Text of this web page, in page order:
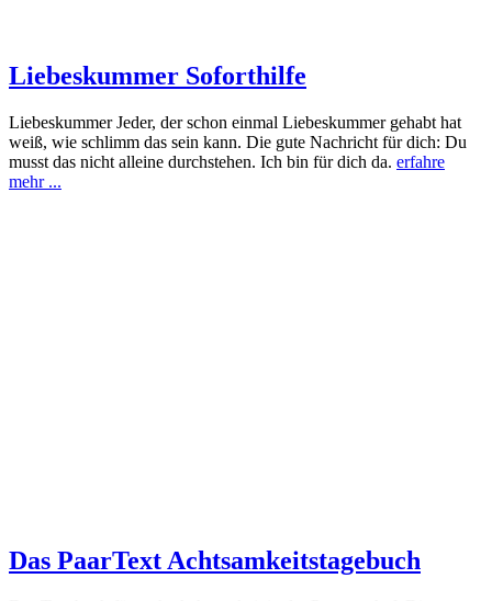
Liebeskummer Soforthilfe
Liebeskummer Jeder, der schon einmal Liebeskummer gehabt hat
weiß, wie schlimm das sein kann. Die gute Nachricht für dich: Du
musst das nicht alleine durchstehen. Ich bin für dich da. erfahre
mehr ...
Das PaarText Achtsamkeitstagebuch